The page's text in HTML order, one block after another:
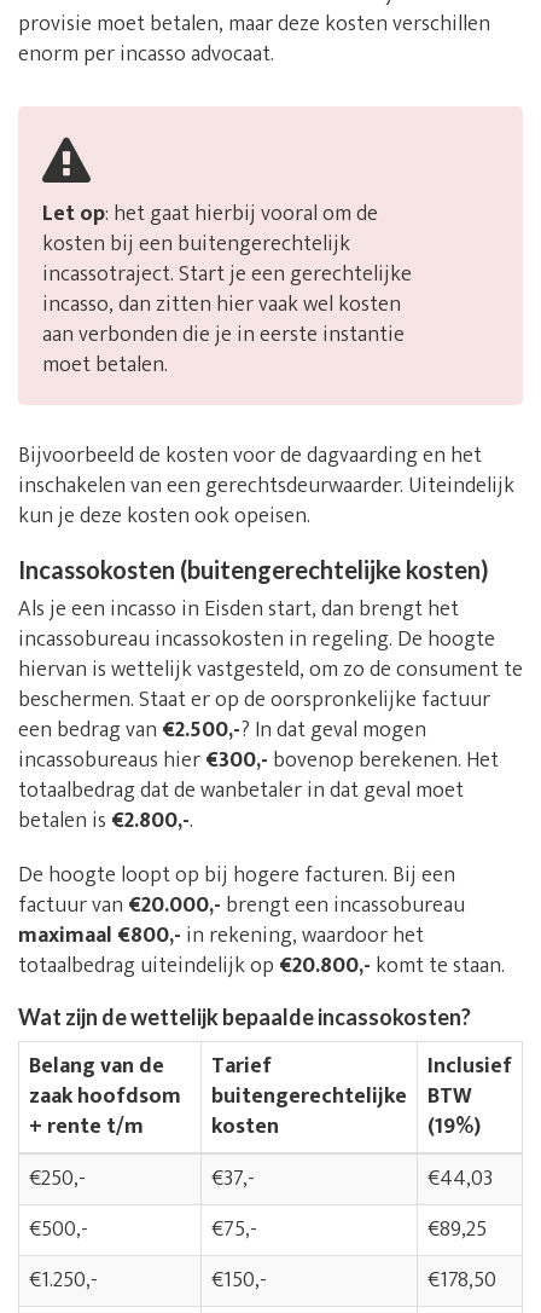
provisie moet betalen, maar deze kosten verschillen
enorm per incasso advocaat.
Let op: het gaat hierbij vooral om de
kosten bij een buitengerechtelijk
incassotraject. Start je een gerechtelijke
incasso, dan zitten hier vaak wel kosten
aan verbonden die je in eerste instantie
moet betalen.
Bijvoorbeeld de kosten voor de dagvaarding en het
inschakelen van een gerechtsdeurwaarder. Uiteindelijk
kun je deze kosten ook opeisen.
Incassokosten (buitengerechtelijke kosten)
Als je een incasso in Eisden start, dan brengt het
incassobureau incassokosten in regeling. De hoogte
hiervan is wettelijk vastgesteld, om zo de consument te
beschermen. Staat er op de oorspronkelijke factuur
een bedrag van €2.500,-? In dat geval mogen
incassobureaus hier€300,- bovenop berekenen. Het
totaalbedrag dat de wanbetaler in dat geval moet
betalen is €2.800,-.
De hoogte loopt op bij hogere facturen. Bij een
factuur van €20.000,- brengt een incassobureau
maximaal €800,- in rekening, waardoor het
totaalbedrag uiteindelijk op €20.800,- komt te staan.
Wat zijn de wettelijk bepaalde incassokosten?
Belang van de
zaak hoofdsom
+ rente t/m
Tarief
buitengerechtelijke
kosten
Inclusief
BTW
(19%)
€250,-
€37,-
€44,03
€500,-
€75,-
€89,25
€1.250,-
€150,-
€178,50